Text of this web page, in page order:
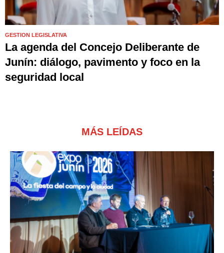
GESTION LEGISLATIVA
La agenda del Concejo Deliberante de
Junín: diálogo, pavimento y foco en la
seguridad local
MÁS LEÍDAS